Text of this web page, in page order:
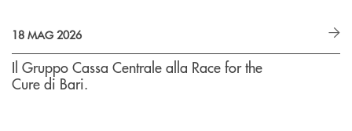
18 MAG 2026
Il Gruppo Cassa Centrale alla Race for the
Cure di Bari.